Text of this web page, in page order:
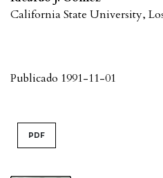
California State University,
Publicado 1991-11-01
PDF